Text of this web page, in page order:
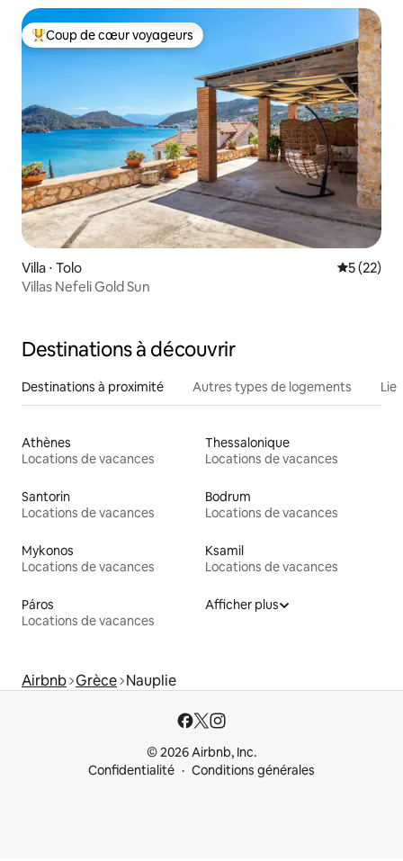
Coups de cœur voyageurs les plus appréciés
Coup de cœur voyageurs
Villa ⋅ Tolo
5 (22)
Villas Nefeli Gold Sun
Destinations à découvrir
Destinations à proximité Autres types de logements
Athènes
Locations de vacances
Thessalonique
Locations de vacances
Santorin
Locations de vacances
Bodrum
Locations de vacances
Mykonos
Locations de vacances
Ksamil
Locations de vacances
Páros
Locations de vacances
Afficher plus
Airbnb Grèce Nauplie
© 2026 Airbnb, Inc.
Confidentialité
Conditions générales